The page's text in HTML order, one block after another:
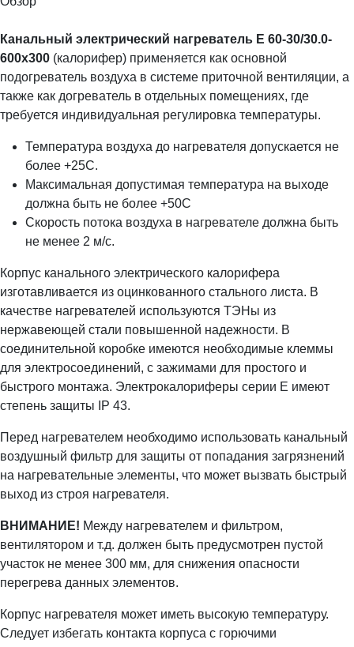
Канальный электрический нагреватель E 60-30/30.0-
600x300 (калорифер) применяется как основной
подогреватель воздуха в системе приточной вентиляции, а
также как догреватель в отдельных помещениях, где
требуется индивидуальная регулировка температуры.
Температура воздуха до нагревателя допускается не
более +25С.
Максимальная допустимая температура на выходе
должна быть не более +50С
Скорость потока воздуха в нагревателе должна быть
не менее 2 м/с.
Корпус канального электрического калорифера
изготавливается из оцинкованного стального листа. В
качестве нагревателей используются ТЭНы из
нержавеющей стали повышенной надежности. В
соединительной коробке имеются необходимые клеммы
для электросоединений, с зажимами для простого и
быстрого монтажа. Электрокалориферы серии E имеют
степень защиты IP 43.
Перед нагревателем необходимо использовать канальный
воздушный фильтр для защиты от попадания загрязнений
на нагревательные элементы, что может вызвать быстрый
выход из строя нагревателя.
ВНИМАНИЕ! Между нагревателем и фильтром,
вентилятором и т.д. должен быть предусмотрен пустой
участок не менее 300 мм, для снижения опасности
перегрева данных элементов.
Корпус нагревателя может иметь высокую температуру.
Следует избегать контакта корпуса с горючими